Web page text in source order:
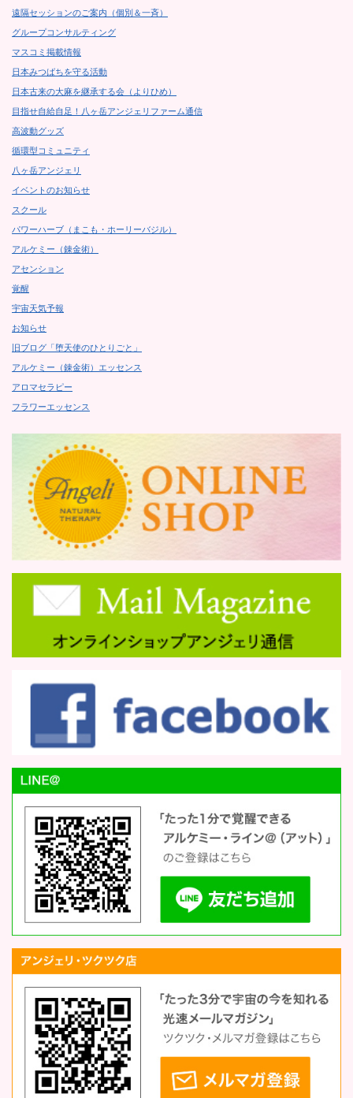
遠隔セッションのご案内（個別＆一斉）
グループコンサルティング
マスコミ掲載情報
日本みつばちを守る活動
日本古来の大麻を継承する会（よりひめ）
目指せ自給自足！八ヶ岳アンジェリファーム通信
高波動グッズ
循環型コミュニティ
八ヶ岳アンジェリ
イベントのお知らせ
スクール
パワーハーブ（まこも・ホーリーバジル）
アルケミー（錬金術）
アセンション
覚醒
宇宙天気予報
お知らせ
旧ブログ「堕天使のひとりごと」
アルケミー（錬金術）エッセンス
アロマセラピー
フラワーエッセンス